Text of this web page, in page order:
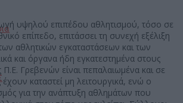
υψηλού επιπέδου αθλητισμού, τόσο σε
επίπεδο, επιτάσσει τη συνεχή εξέλιξη
αθλητικών εγκαταστάσεων και των
και όργανα ήδη εγκατεστημένα στους
Γρεβενών είναι πεπαλαιωμένα και σε
έχουν καταστεί μη λειτουργικά, ενώ ο
για την ανάπτυξη αθλημάτων που